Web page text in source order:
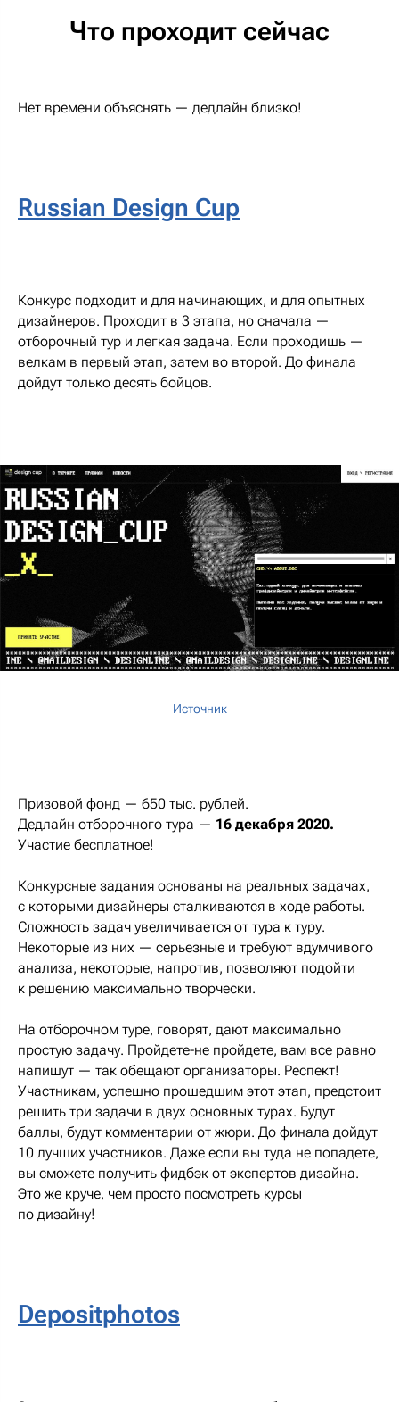
Что проходит сейчас
Нет времени объяснять — дедлайн близко!
Russian Design Cup
Конкурс подходит и для начинающих, и для опытных
дизайнеров. Проходит в 3 этапа, но сначала —
отборочный тур и легкая задача. Если проходишь —
велкам в первый этап, затем во второй. До финала
дойдут только десять бойцов.
Источник
Призовой фонд — 650 тыс. рублей.
Дедлайн отборочного тура — 16 декабря 2020.
Участие бесплатное!
Конкурсные задания основаны на реальных задачах,
с которыми дизайнеры сталкиваются в ходе работы.
Сложность задач увеличивается от тура к туру.
Некоторые из них — серьезные и требуют вдумчивого
анализа, некоторые, напротив, позволяют подойти
к решению максимально творчески.
На отборочном туре, говорят, дают максимально
простую задачу. Пройдете-не пройдете, вам все равно
напишут — так обещают организаторы. Респект!
Участникам, успешно прошедшим этот этап, предстоит
решить три задачи в двух основных турах. Будут
баллы, будут комментарии от жюри. До финала дойдут
10 лучших участников. Даже если вы туда не попадете,
вы сможете получить фидбэк от экспертов дизайна.
Это же круче, чем просто посмотреть курсы
по дизайну!
Depositphotos